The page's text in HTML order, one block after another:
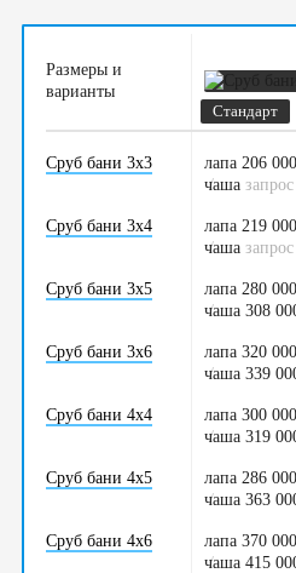
Размеры и
варианты
Стандарт
Сруб бани 3х3
лапа 206
/
чаша запрос
Сруб бани 3х4
лапа 219
/
чаша запрос
Сруб бани 3х5
лапа 280
/
чаша 308
Сруб бани 3х6
лапа 320
/
чаша 339
Сруб бани 4х4
лапа 300
/
чаша 319
Сруб бани 4х5
лапа 286
/
чаша 363
Сруб бани 4х6
лапа 370
/
чаша 415